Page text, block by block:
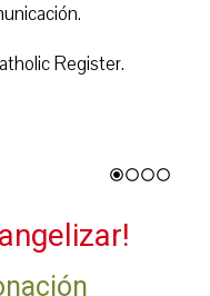
Register.